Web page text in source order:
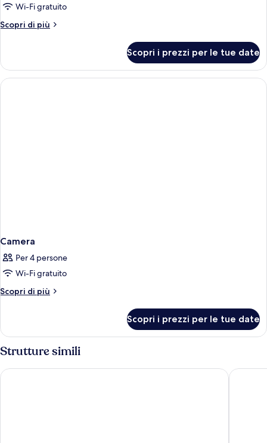
Wi-Fi gratuito
Scopri di più
Altri
Scopri i prezzi per le tue date
Camera
Per 4 persone
Wi-Fi gratuito
Scopri di più
Altri
Scopri i prezzi per le tue date
Strutture simili
Royal Continental Hotel Naples Palazzo